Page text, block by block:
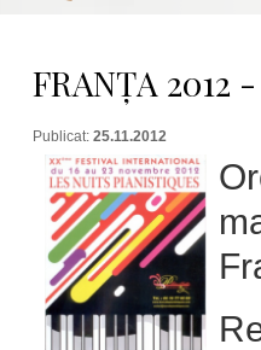
FRANȚA 2012
Publicat: 25.11.2012